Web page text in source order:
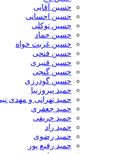
حسین آقایی
حسین احسانی
حسین توکلی
حسین حماد
حسین غربت خواه
حسین فتحی
حسین قنبری
حسین گنجی
حسین گودرزی
حمید پیروزنیا
حمید تهرانی و مهدی نبی زاده
حمید جعفری
حمید حریفی
حمید راد
حمید رضوی
حمید رفیع پور